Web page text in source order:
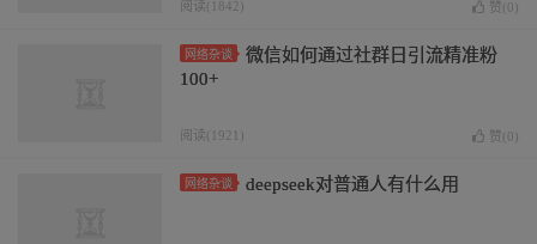
阅读(1842) 赞( 0 )
网络杂谈
微信如何通过社群日引流精准粉
100+
阅读(1921) 赞( 0 )
网络杂谈 deepseek对普通人有什么用